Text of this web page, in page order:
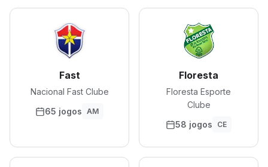
Fast
Nacional Fast Clube
65 jogos AM
Floresta
Floresta Esporte
Clube
58 jogos
CE